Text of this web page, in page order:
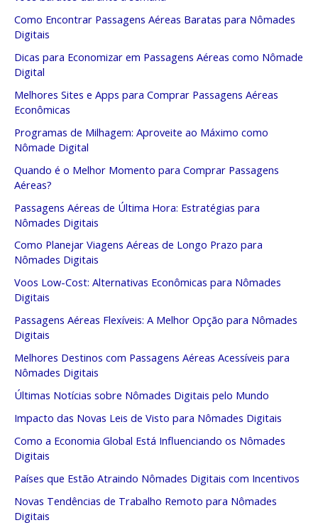
Como Encontrar Passagens Aéreas Baratas para Nômades
Digitais
Dicas para Economizar em Passagens Aéreas como Nômade
Digital
Melhores Sites e Apps para Comprar Passagens Aéreas
Econômicas
Programas de Milhagem: Aproveite ao Máximo como
Nômade Digital
Quando é o Melhor Momento para Comprar Passagens
Aéreas?
Passagens Aéreas de Última Hora: Estratégias para
Nômades Digitais
Como Planejar Viagens Aéreas de Longo Prazo para
Nômades Digitais
Voos Low-Cost: Alternativas Econômicas para Nômades
Digitais
Passagens Aéreas Flexíveis: A Melhor Opção para Nômades
Digitais
Melhores Destinos com Passagens Aéreas Acessíveis para
Nômades Digitais
Últimas Notícias sobre Nômades Digitais pelo Mundo
Impacto das Novas Leis de Visto para Nômades Digitais
Como a Economia Global Está Influenciando os Nômades
Digitais
Países que Estão Atraindo Nômades Digitais com Incentivos
Novas Tendências de Trabalho Remoto para Nômades
Digitais